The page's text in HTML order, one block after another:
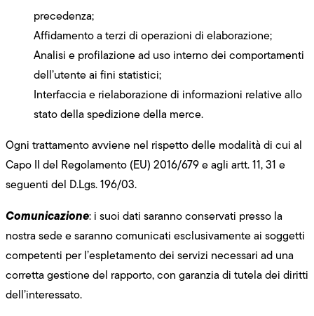
precedenza;
Affidamento a terzi di operazioni di elaborazione;
Analisi e profilazione ad uso interno dei comportamenti
dell’utente ai fini statistici;
Interfaccia e rielaborazione di informazioni relative allo
stato della spedizione della merce.
Ogni trattamento avviene nel rispetto delle modalità di cui al
Capo II del Regolamento (EU) 2016/679 e agli artt. 11, 31 e
seguenti del D.Lgs. 196/03.
Comunicazione: i suoi dati saranno conservati presso la
nostra sede e saranno comunicati esclusivamente ai soggetti
competenti per l’espletamento dei servizi necessari ad una
corretta gestione del rapporto, con garanzia di tutela dei diritti
dell’interessato.